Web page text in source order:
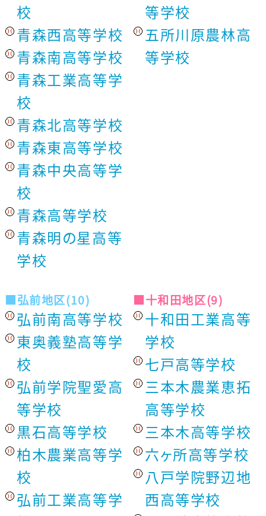
校
青森西高等学校
青森南高等学校
青森工業高等学
校
青森北高等学校
青森東高等学校
青森中央高等学
校
青森高等学校
青森明の星高等
学校
等学校
五所川原農林高
等学校
■弘前地区(10)
弘前南高等学校
東奥義塾高等学
校
弘前学院聖愛高
等学校
黒石高等学校
柏木農業高等学
校
弘前工業高等学
■十和田地区(9)
十和田工業高等
学校
七戸高等学校
三本木農業恵拓
高等学校
三本木高等学校
六ヶ所高等学校
八戸学院野辺地
西高等学校